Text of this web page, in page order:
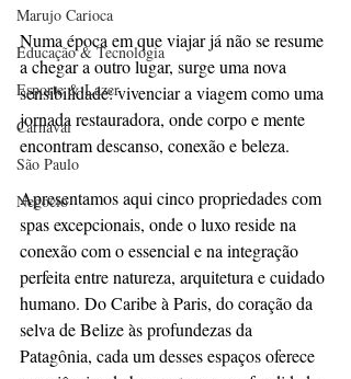
Marujo Carioca
Educação & Tecnologia
Esporte & Lazer
Carnaval
São Paulo
Negocio
Numa época em que viajar já não se resume
a chegar a outro lugar, surge uma nova
sensibilidade: vivenciar a viagem como uma
jornada restauradora, onde corpo e mente
encontram descanso, conexão e beleza.
Apresentamos aqui cinco propriedades com
spas excepcionais, onde o luxo reside na
conexão com o essencial e na integração
perfeita entre natureza, arquitetura e cuidado
humano. Do Caribe à Paris, do coração da
selva de Belize às profundezas da
Patagônia, cada um desses espaços oferece